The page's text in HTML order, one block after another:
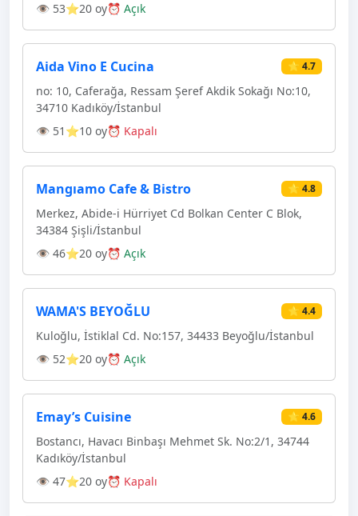
👁 53⭐20 oy⏰ Açık
Aida Vino E Cucina ⭐ 4.7
no: 10, Caferağa, Ressam Şeref Akdik Sokağı No:10,
34710 Kadıköy/İstanbul
👁 51 ⭐10 oy⏰ Kapalı
Mangıamo Cafe & Bistro ⭐ 4.8
Merkez, Abide-i Hürriyet Cd Bolkan Center C Blok,
34384 Şişli/İstanbul
👁 46⭐20 oy⏰ Açık
WAMA'S BEYOĞLU ⭐ 4.4
Kuloğlu, İstiklal Cd. No:157, 34433 Beyoğlu/İstanbul
👁 52⭐20 oy⏰ Açık
Emay’s Cuisine ⭐ 4.6
Bostancı, Havacı Binbaşı Mehmet Sk. No:2/1, 34744
Kadıköy/İstanbul
👁 47⭐20 oy⏰ Kapalı